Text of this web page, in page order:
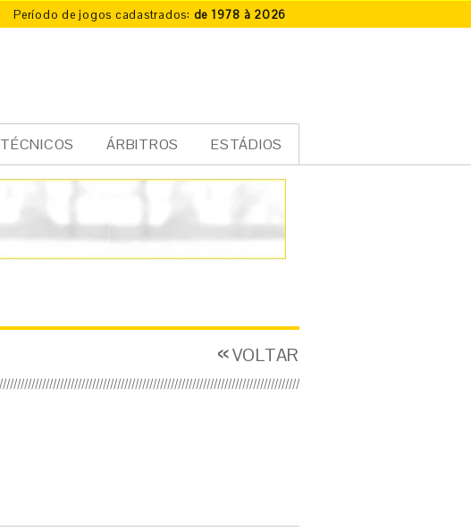
Período de jogos cadastrados: de 1978 à 2026
TÉCNICOS ÁRBITROS ESTÁDIOS
VOLTAR